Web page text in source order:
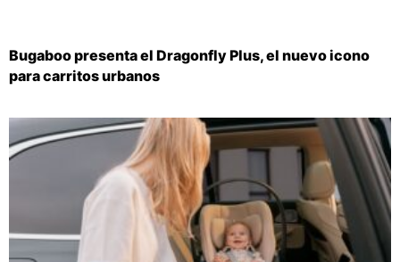
Bugaboo presenta el Dragonfly Plus, el nuevo icono
para carritos urbanos